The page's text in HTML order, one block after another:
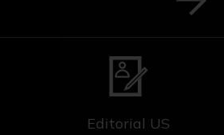
Editorial US